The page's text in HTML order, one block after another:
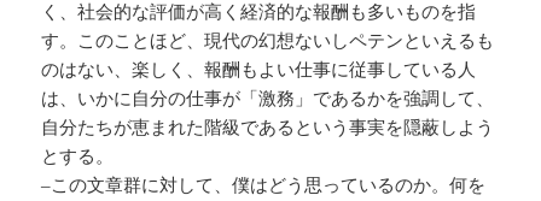
く、社会的な評価が高く経済的な報酬も多いものを指
す。このことほど、現代の幻想ないしペテンといえるも
のはない、楽しく、報酬もよい仕事に従事している人
は、いかに自分の仕事が「激務」であるかを強調して、
自分たちが恵まれた階級であるという事実を隠蔽しよう
とする。
–この文章群に対して、僕はどう思っているのか。何を